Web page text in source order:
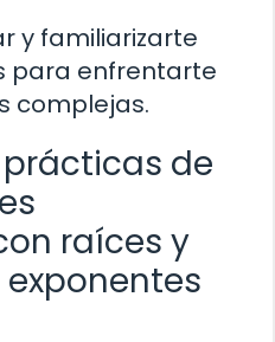
y familiarizarte
para enfrentarte
complejas.
de
raíces y